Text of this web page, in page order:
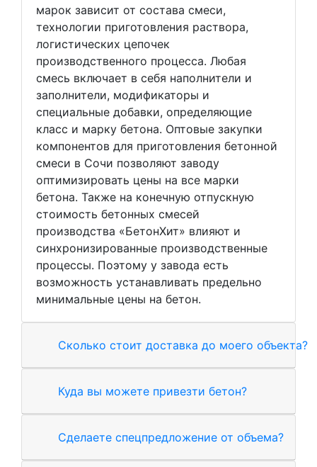
марок зависит от состава смеси,
технологии приготовления раствора,
логистических цепочек
производственного процесса. Любая
смесь включает в себя наполнители и
заполнители, модификаторы и
специальные добавки, определяющие
класс и марку бетона. Оптовые закупки
компонентов для приготовления бетонной
смеси в Сочи позволяют заводу
оптимизировать цены на все марки
бетона. Также на конечную отпускную
стоимость бетонных смесей
производства «БетонХит» влияют и
синхронизированные производственные
процессы. Поэтому у завода есть
возможность устанавливать предельно
минимальные цены на бетон.
Сколько стоит доставка до моего объекта?
Куда вы можете привезти бетон?
Сделаете спецпредложение от объема?